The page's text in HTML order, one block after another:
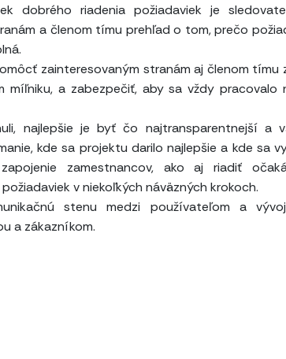
dobrého riadenia požiadaviek je
a členom tímu prehľad o tom, prečo
zainteresovaným stranám aj členom tímu
a zabezpečiť, aby sa vždy pracovalo
najlepšie je byť čo najtransparentnejší a
kde sa projektu darilo najlepšie a kde sa
zamestnancov, ako aj riadiť
v niekoľkých náväzných krokoch.
stenu medzi používateľom a
a zákazníkom.